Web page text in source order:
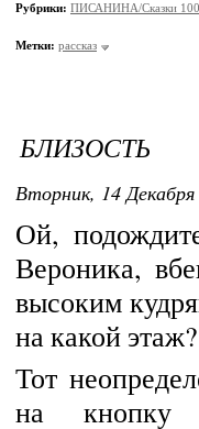
Рубрики: ПИСАНИНА/Сказки
Метки: рассказ
БЛИЗОСТЬ
Вторник, 14
Ой,
Вероника,
высоким
на какой этаж?
Тот
на кнопку